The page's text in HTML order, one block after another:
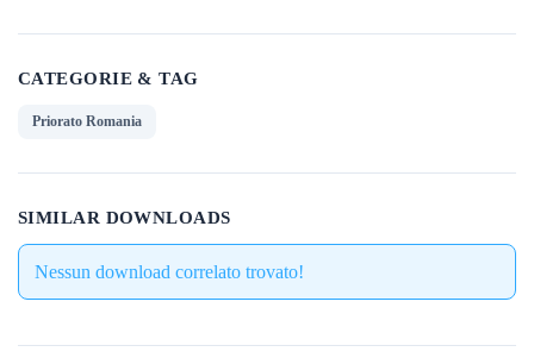
CATEGORIE & TAG
Priorato Romania
SIMILAR DOWNLOADS
Nessun download correlato trovato!